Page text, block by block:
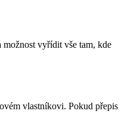
možnost vyřídit vše tam, kde
vlastníkovi. Pokud přepis